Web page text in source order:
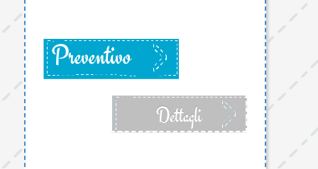
Preventivo
Dettagli